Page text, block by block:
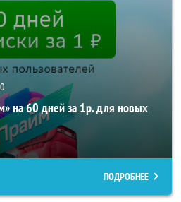
на 60 дней за 1р. для новых
ПОДРОБНЕЕ